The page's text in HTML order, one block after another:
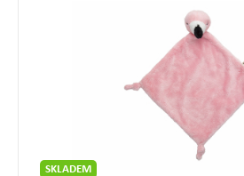
SKLADEM